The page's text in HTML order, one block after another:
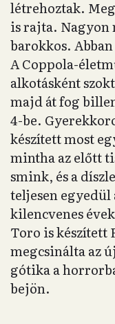
létrehoztak.
is rajta. Nagyon
barokkos.
A Coppola-
alkotásként
majd át fog
4-be.
készített most
mintha az előtt
smink, és a
teljesen egyedül
kilencvenes
Toro is készített
megcsinálta az
gótika a
bejön.